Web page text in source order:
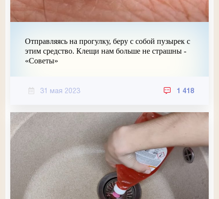
Отправляясь на прогулку, беру с собой пузырек с
этим средство. Клещи нам больше не страшны -
«Советы»
31 мая 2023 1 418